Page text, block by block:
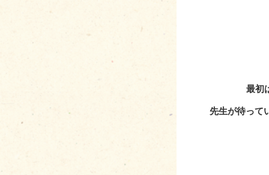
最初
先生が待って